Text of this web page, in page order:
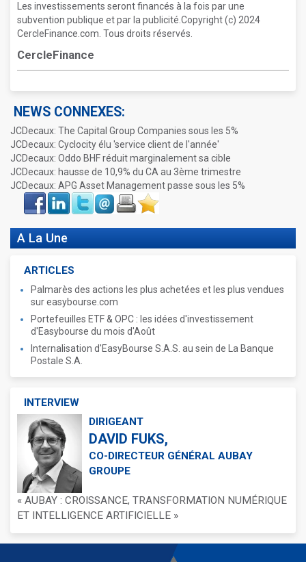
Les investissements seront financés à la fois par une
subvention publique et par la publicité.Copyright (c) 2024
CercleFinance.com. Tous droits réservés.
CercleFinance
NEWS CONNEXES:
JCDecaux: The Capital Group Companies sous les 5%
JCDecaux: Cyclocity élu 'service client de l'année'
JCDecaux: Oddo BHF réduit marginalement sa cible
JCDecaux: hausse de 10,9% du CA au 3ème trimestre
JCDecaux: APG Asset Management passe sous les 5%
Face
book
LinkIn Twitter Envoyer ImprimerFavoris
A La Une
ARTICLES
Palmarès des actions les plus achetées et les plus vendues
sur easybourse.com
Portefeuilles ETF & OPC : les idées d'investissement
d'Easybourse du mois d'Août
Internalisation d'EasyBourse S.A.S. au sein de La Banque
Postale S.A.
INTERVIEW
DIRIGEANT
DAVID FUKS,
CO-DIRECTEUR GÉNÉRAL AUBAY
GROUPE
« AUBAY : CROISSANCE, TRANSFORMATION NUMÉRIQUE
ET INTELLIGENCE ARTIFICIELLE »